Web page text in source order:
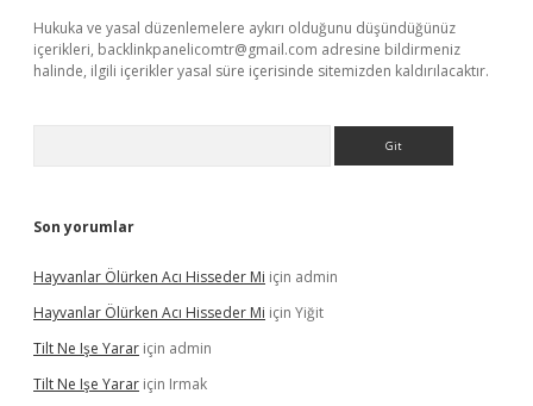
Hukuka ve yasal düzenlemelere aykırı olduğunu düşündüğünüz
içerikleri, backlinkpanelicomtr@gmail.com adresine bildirmeniz
halinde, ilgili içerikler yasal süre içerisinde sitemizden kaldırılacaktır.
Son yorumlar
Hayvanlar Ölürken Acı Hisseder Mi için admin
Hayvanlar Ölürken Acı Hisseder Mi için Yiğit
Tilt Ne Işe Yarar için admin
Tilt Ne Işe Yarar için Irmak